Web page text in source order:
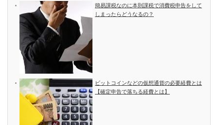
簡易課税なのに本則課税で消費税申告をして
しまったらどうなるの？
ビットコインなどの仮想通貨の必要経費とは
【確定申告で落ちる経費とは】